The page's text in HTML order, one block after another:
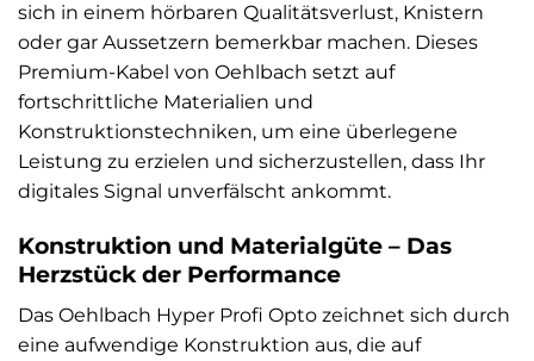
sich in einem hörbaren Qualitätsverlust, Knistern
oder gar Aussetzern bemerkbar machen. Dieses
Premium-Kabel von Oehlbach setzt auf
fortschrittliche Materialien und
Konstruktionstechniken, um eine überlegene
Leistung zu erzielen und sicherzustellen, dass Ihr
digitales Signal unverfälscht ankommt.
Konstruktion und Materialgüte – Das
Herzstück der Performance
Das Oehlbach Hyper Profi Opto zeichnet sich durch
eine aufwendige Konstruktion aus, die auf